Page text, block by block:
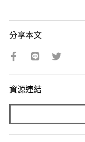
分享本文
資源連結